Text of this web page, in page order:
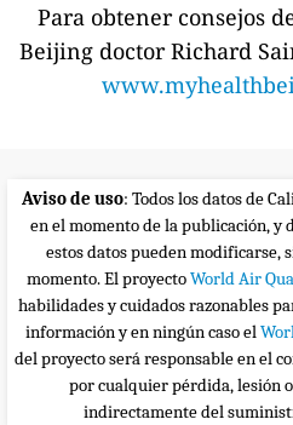
Para obtener consejos
Beijing doctor Richard
Aviso de uso: Todos los datos de
en el momento de la publicación, y
estos datos pueden modificarse,
momento. El proyectoWorld Air
habilidades y cuidados razonables
información y en ningún caso el
del proyecto será responsable en el
por cualquier pérdida, lesión
indirectamente del